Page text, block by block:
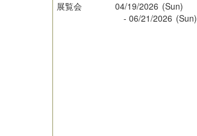
展覧会 04/19/2026 (Sun)
-06/21/2026 (Sun)